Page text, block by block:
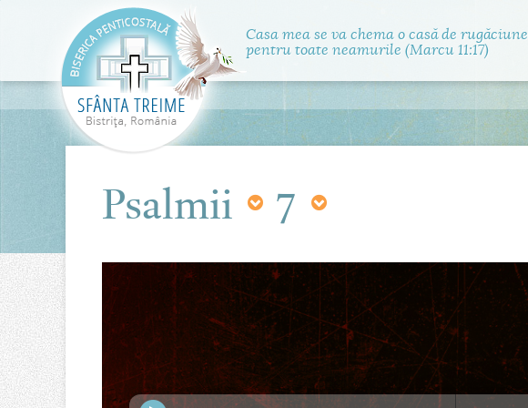
Casa mea se va chema o casă de rugăciune
pentru toate neamurile (Marcu 11:17)
Psalmii 7